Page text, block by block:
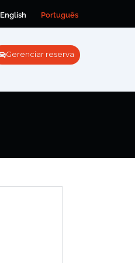
English Português
Gerenciar reserva